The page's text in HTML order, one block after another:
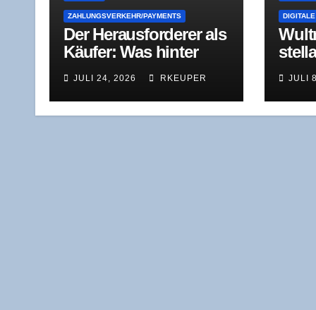
ZAHLUNGSVERKEHR/PAYMENTS
Der Her­aus­for­de­rer als
Käu­fer: Was hin­ter
für Pay­Pal steckt
JULI 24, 2026 RKEUPER JULI